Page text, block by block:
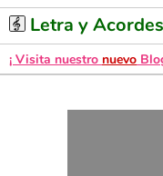
Letra y Acordes
¡ Visita nuestro nuevo